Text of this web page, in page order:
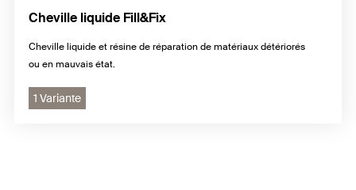
Cheville liquide Fill&Fix
Cheville liquide et résine de réparation de matériaux détériorés
ou en mauvais état.
1 Variante